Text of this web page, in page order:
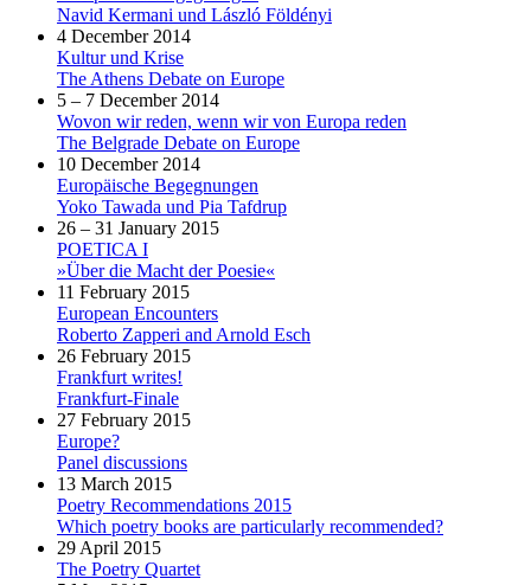
Navid Kermani und László Földényi
4 December 2014
Kultur und Krise
The Athens Debate on Europe
5 – 7 December 2014
Wovon wir reden, wenn wir von Europa reden
The Belgrade Debate on Europe
10 December 2014
Europäische Begegnungen
Yoko Tawada und Pia Tafdrup
26 – 31 January 2015
POETICA I
»Über die Macht der Poesie«
11 February 2015
European Encounters
Roberto Zapperi and Arnold Esch
26 February 2015
Frankfurt writes!
Frankfurt-Finale
27 February 2015
Europe?
Panel discussions
13 March 2015
Poetry Recommendations 2015
Which poetry books are particularly recommended?
29 April 2015
The Poetry Quartet